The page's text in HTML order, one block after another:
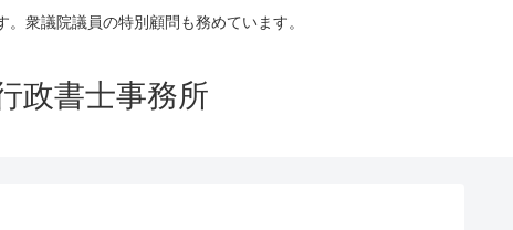
衆議院議員の特別顧問も務めています。
政書士事務所